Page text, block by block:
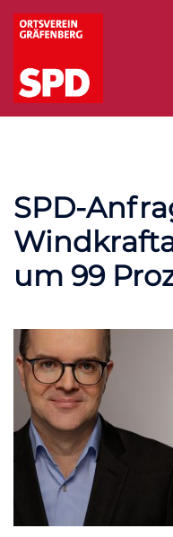
Zum
Inhalt
SPD-
um 99